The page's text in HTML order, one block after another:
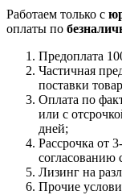
Работаем только с
оплаты по
Предоплата
Частичная
поставки
Оплата по
или с
дней;
Рассрочка от
согласованию
Лизинг на
Прочие